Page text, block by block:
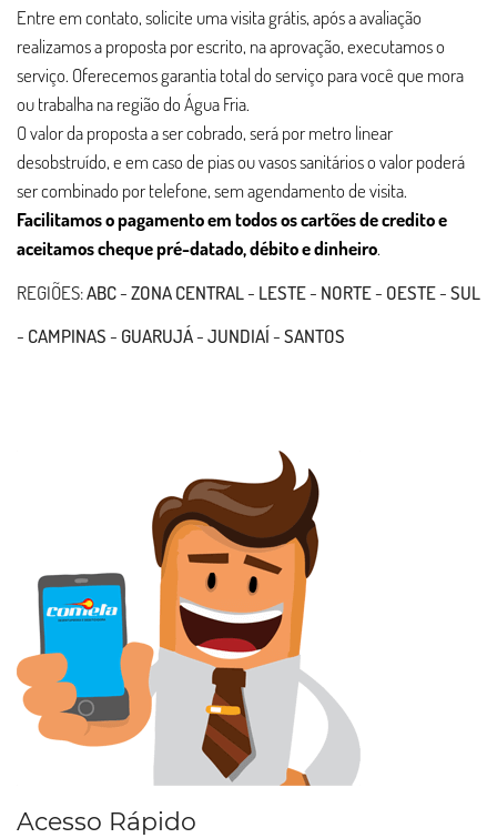
Entre em contato, solicite uma visita grátis, após a avaliação
realizamos a proposta por escrito, na aprovação, executamos o
serviço. Oferecemos garantia total do serviço para você que mora
ou trabalha na região do Água Fria.
O valor da proposta a ser cobrado, será por metro linear
desobstruído, e em caso de pias ou vasos sanitários o valor poderá
ser combinado por telefone, sem agendamento de visita.
Facilitamos o pagamento em todos os cartões de credito e
aceitamos cheque pré-datado, débito e dinheiro.
REGIÕES:ABC-ZONA CENTRAL- LESTE- NORTE- OESTE-SUL
- CAMPINAS- GUARUJÁ-JUNDIAÍ-SANTOS
Acesso Rápido